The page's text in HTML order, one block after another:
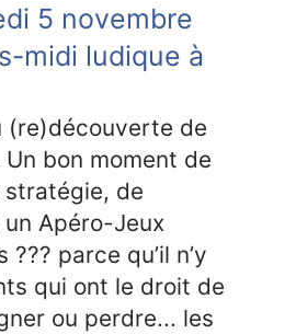
5 novembre
midi ludique à
(re)découverte de
bon moment de
de
Apéro-Jeux
parce qu’il n’y
qui ont le droit de
ou perdre... les